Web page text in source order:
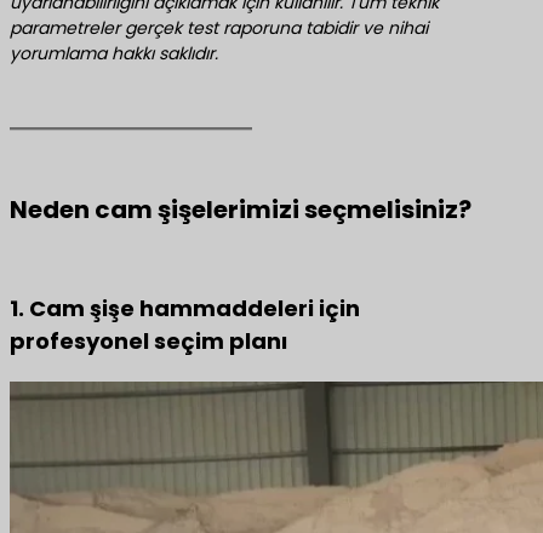
parametreler gerçek test raporuna tabidir ve nihai
yorumlama hakkı saklıdır.
Neden cam şişelerimizi seçmelisiniz?
1. Cam şişe hammaddeleri için
profesyonel seçim planı